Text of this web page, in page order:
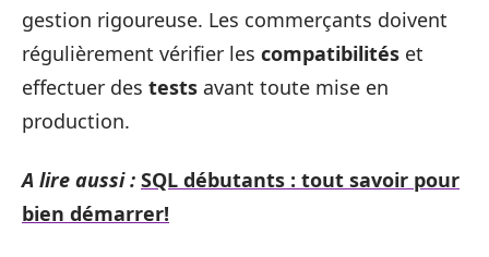
gestion rigoureuse. Les commerçants doivent
régulièrement vérifier les compatibilités et
effectuer des tests avant toute mise en
production.
A lire aussi : SQL débutants : tout savoir pour
bien démarrer!